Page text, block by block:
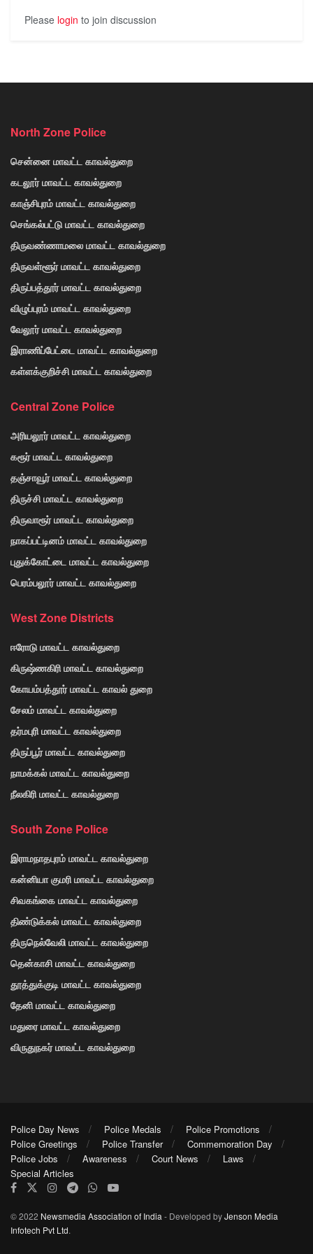
Please login to join discussion
North Zone Police
சென்னை மாவட்ட காவல்துறை
கடலூர் மாவட்ட காவல்துறை
காஞ்சிபுரம் மாவட்ட காவல்துறை
செங்கல்பட்டு மாவட்ட காவல்துறை
திருவண்ணாமலை மாவட்ட காவல்துறை
திருவள்ளூர் மாவட்ட காவல்துறை
திருப்பத்தூர் மாவட்ட காவல்துறை
விழுப்புரம் மாவட்ட காவல்துறை
வேலூர் மாவட்ட காவல்துறை
இராணிப்பேட்டை மாவட்ட காவல்துறை
கள்ளக்குறிச்சி மாவட்ட காவல்துறை
Central Zone Police
அரியலூர் மாவட்ட காவல்துறை
கரூர் மாவட்ட காவல்துறை
தஞ்சாவூர் மாவட்ட காவல்துறை
திருச்சி மாவட்ட காவல்துறை
திருவாரூர் மாவட்ட காவல்துறை
நாகப்பட்டினம் மாவட்ட காவல்துறை
புதுக்கோட்டை மாவட்ட காவல்துறை
பெரம்பலூர் மாவட்ட காவல்துறை
West Zone Districts
ஈரோடு மாவட்ட காவல்துறை
கிருஷ்ணகிரி மாவட்ட காவல்துறை
கோயம்பத்தூர் மாவட்ட காவல் துறை
சேலம் மாவட்ட காவல்துறை
தர்மபுரி மாவட்ட காவல்துறை
திருப்பூர் மாவட்ட காவல்துறை
நாமக்கல் மாவட்ட காவல்துறை
நீலகிரி மாவட்ட காவல்துறை
South Zone Police
இராமநாதபுரம் மாவட்ட காவல்துறை
கன்னியா குமரி மாவட்ட காவல்துறை
சிவகங்கை மாவட்ட காவல்துறை
திண்டுக்கல் மாவட்ட காவல்துறை
திருநெல்வேலி மாவட்ட காவல்துறை
தென்காசி மாவட்ட காவல்துறை
தூத்துக்குடி மாவட்ட காவல்துறை
தேனி மாவட்ட காவல்துறை
மதுரை மாவட்ட காவல்துறை
விருதுநகர் மாவட்ட காவல்துறை
Police Day News Police Medals
Police Promotions
Police Greetings
Police Transfer
Commemoration Day
Police Jobs
Awareness Court News
Laws
Special Articles
© 2022 Newsmedia Association of India - Developed byJenson Media
Infotech Pvt Ltd.